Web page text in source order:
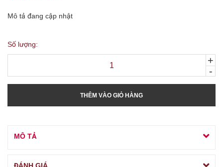
Mô tả đang cập nhật
Số lượng:
-
+
THÊM VÀO GIỎ HÀNG
MÔ TẢ